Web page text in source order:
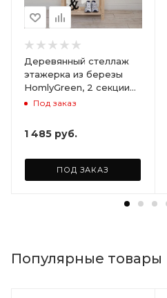
Деревянный стеллаж
этажерка из березы
HomlyGreen, 2 секции
на 5 полок. Размер
Под заказ
1 485 руб.
ПОД ЗАКАЗ
Популярные товары